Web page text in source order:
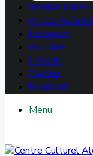
Sidebar (barre
Article
Instagram
YouTube
Linkedin
Twitter
Facebook
Menu